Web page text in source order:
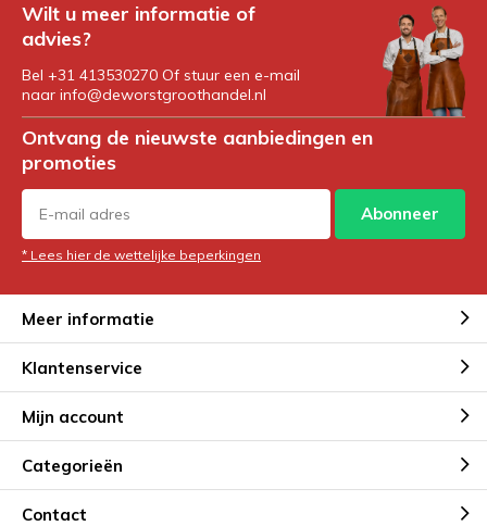
Wilt u meer informatie of
advies?
Bel +31 413530270 Of stuur een e-mail
naar info@deworstgroothandel.nl
Ontvang de nieuwste aanbiedingen en
promoties
Abonneer
* Lees hier de wettelijke beperkingen
Meer informatie
Klantenservice
Mijn account
Categorieën
Contact